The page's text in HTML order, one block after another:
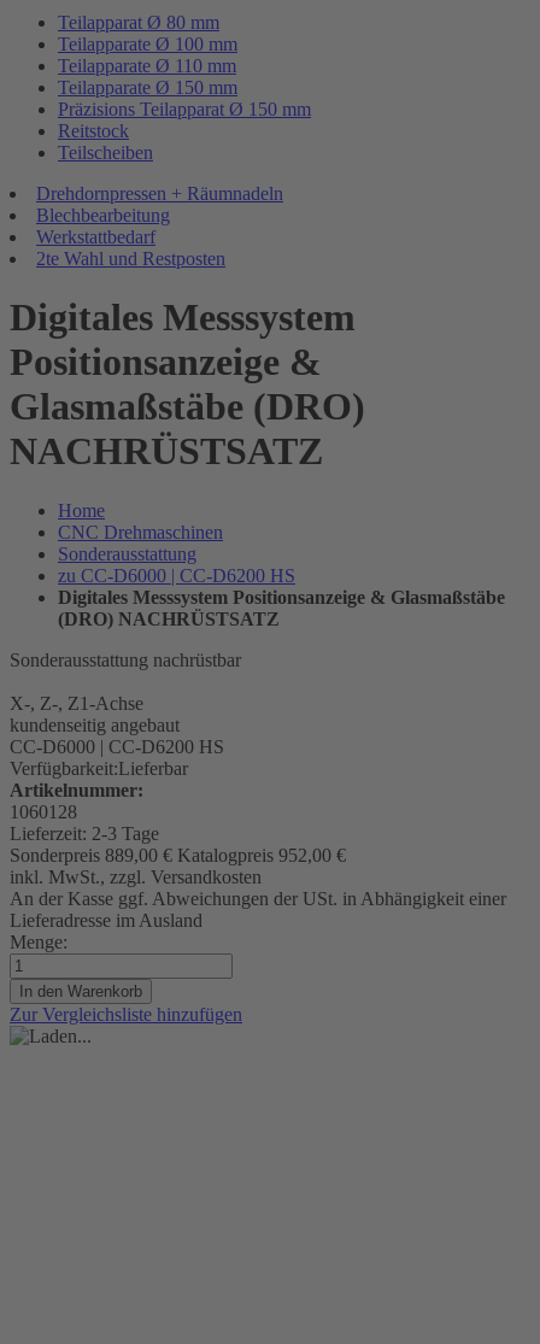
Teilapparat Ø 80 mm
Teilapparate Ø 100 mm
Teilapparate Ø 110 mm
Teilapparate Ø 150 mm
Präzisions Teilapparat Ø 150 mm
Reitstock
Teilscheiben
Drehdornpressen + Räumnadeln
Blechbearbeitung
Werkstattbedarf
2te Wahl und Restposten
Digitales Messsystem
Positionsanzeige &
Glasmaßstäbe (DRO)
NACHRÜSTSATZ
Home
CNC Drehmaschinen
Sonderausstattung
zu CC-D6000 | CC-D6200 HS
Digitales Messsystem Positionsanzeige & Glasmaßstäbe
(DRO) NACHRÜSTSATZ
Sonderausstattung nachrüstbar
X-, Z-, Z1-Achse
kundenseitig angebaut
CC-D6000 | CC-D6200 HS
Verfügbarkeit:Lieferbar
Artikelnummer:
1060128
Lieferzeit: 2-3 Tage
Sonderpreis 889,00 € Katalogpreis 952,00 €
inkl. MwSt., zzgl. Versandkosten
An der Kasse ggf. Abweichungen der USt. in Abhängigkeit einer
Lieferadresse im Ausland
Menge:
In den Warenkorb
Zur Vergleichsliste hinzufügen